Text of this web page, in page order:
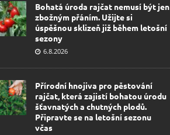
Bohatá úroda rajčat nemusí být jen
zbožným přáním. Užijte si
úspěšnou sklizeň již během letošní
sezony
6.8.2026
Přírodní hnojiva pro pěstování
rajčat, která zajistí bohatou úrodu
šťavnatých a chutných plodů.
Připravte se na letošní sezonu
včas